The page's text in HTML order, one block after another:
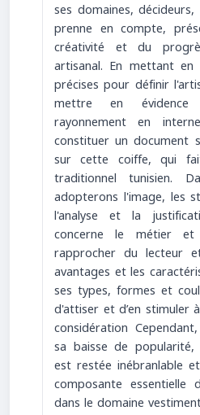
ses domaines,
prenne en compte,
créativité et du
artisanal. En mettant
précises pour définir
mettre en
rayonnement en
constituer un document
sur cette coiffe, qui
traditionnel tunisien.
adopterons l'image, les
l'analyse et la
concerne le métier
rapprocher du lecteur
avantages et les
ses types, formes et
d'attiser et d’en stimuler
considération
sa baisse de popularité,
est restée inébranlable
composante essentielle
dans le domaine